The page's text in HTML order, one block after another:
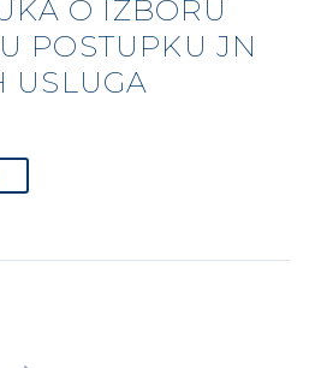
O IZBORU
POSTUPKU JN
USLUGA